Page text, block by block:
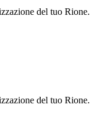
del tuo Rione.
del tuo Rione.